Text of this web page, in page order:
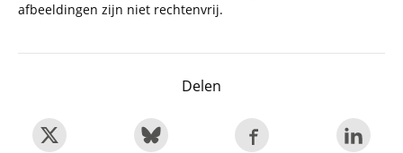
afbeeldingen zijn niet rechtenvrij.
Delen